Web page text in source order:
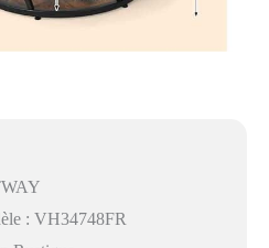
: VH34748FR